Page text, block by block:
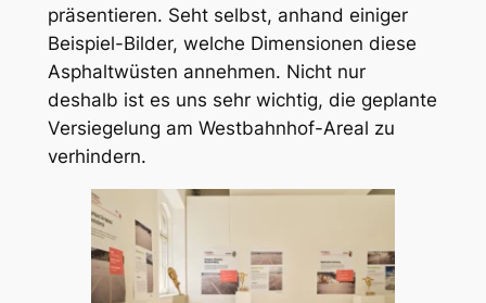
präsentieren. Seht selbst, anhand einiger
Beispiel-Bilder, welche Dimensionen diese
Asphaltwüsten annehmen. Nicht nur
deshalb ist es uns sehr wichtig, die geplante
Versiegelung am Westbahnhof-Areal zu
verhindern.